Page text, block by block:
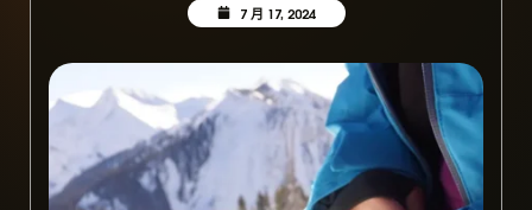
7 月 17, 2024